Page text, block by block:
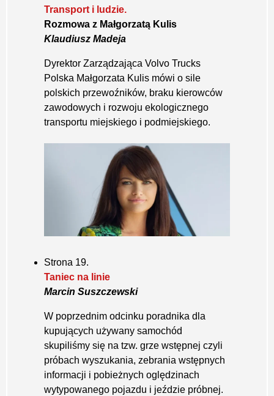
Transport i ludzie.
Rozmowa z Małgorzatą Kulis
Klaudiusz Madeja
Dyrektor Zarządzająca Volvo Trucks
Polska Małgorzata Kulis mówi o sile
polskich przewoźników, braku kierowców
zawodowych i rozwoju ekologicznego
transportu miejskiego i podmiejskiego.
Strona 19.
Taniec na linie
Marcin Suszczewski
W poprzednim odcinku poradnika dla
kupujących używany samochód
skupiliśmy się na tzw. grze wstępnej czyli
próbach wyszukania, zebrania wstępnych
informacji i pobieżnych oględzinach
wytypowanego pojazdu i jeździe próbnej.